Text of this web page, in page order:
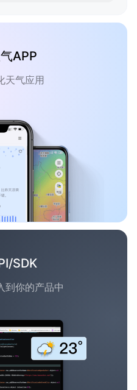
APP
天气应用
SDK
到你的产品中